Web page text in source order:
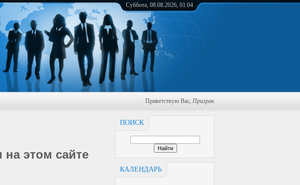
Суббота, 08.08.2026, 01:04
Приветствую Вас, Призрак
ПОИСК
КАЛЕНДАРЬ
на этом сайте